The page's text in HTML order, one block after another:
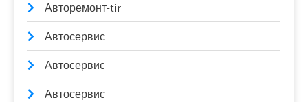
Авторемонт-tir
Автосервис
Автосервис
Автосервис